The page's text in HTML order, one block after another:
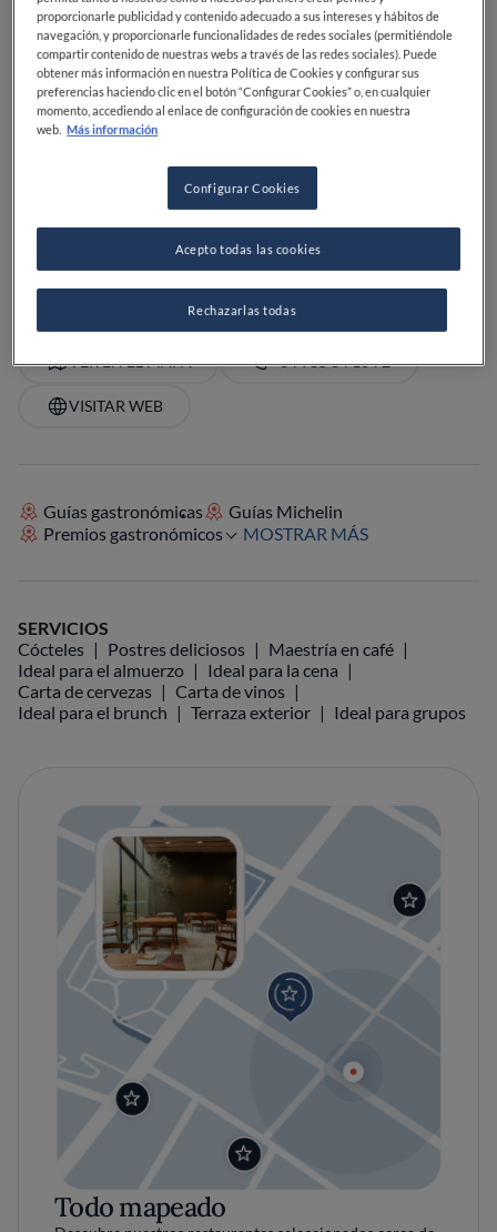
0 0 0 0 0
Av. de Europa, 1433540
Sábado,14:00-18:00, 20:00-24:00
VER EN EL MAPA +34 985 84 10 72
VISITAR WEB
Guías gastronómicas
Guías Michelin
Premios gastronómicos
MOSTRAR MÁS
SERVICIOS
Cócteles
Postres deliciosos
Maestría en café
Ideal para el almuerzo
Ideal para la cena
Carta de cervezas
Carta de vinos
Ideal para el brunch
Terraza exterior Ideal para grupos
Todo mapeado
proporcionarle publicidad y contenido adecuado a sus intereses y hábitos de
navegación, y proporcionarle funcionalidades de redes sociales (permitiéndole
compartir contenido de nuestras webs a través de las redes sociales). Puede
obtener más información en nuestra Política de Cookies y configurar sus
preferencias haciendo clic en el botón “Configurar Cookies” o, en cualquier
momento, accediendo al enlace de configuración de cookies en nuestra
web. Más información
Configurar Cookies
Rechazarlas todas
Acepto todas las cookies